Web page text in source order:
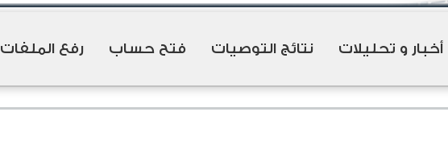
أخبار و تحليلات نتائج التوصيات فتح حساب رفع الملفات